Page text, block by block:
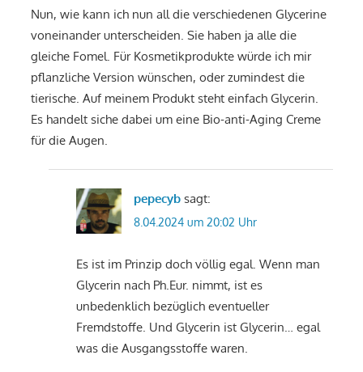
Nun, wie kann ich nun all die verschiedenen Glycerine
voneinander unterscheiden. Sie haben ja alle die
gleiche Fomel. Für Kosmetikprodukte würde ich mir
pflanzliche Version wünschen, oder zumindest die
tierische. Auf meinem Produkt steht einfach Glycerin.
Es handelt siche dabei um eine Bio-anti-Aging Creme
für die Augen.
pepecyb sagt:
8.04.2024 um 20:02 Uhr
Es ist im Prinzip doch völlig egal. Wenn man
Glycerin nach Ph.Eur. nimmt, ist es
unbedenklich bezüglich eventueller
Fremdstoffe. Und Glycerin ist Glycerin… egal
was die Ausgangsstoffe waren.